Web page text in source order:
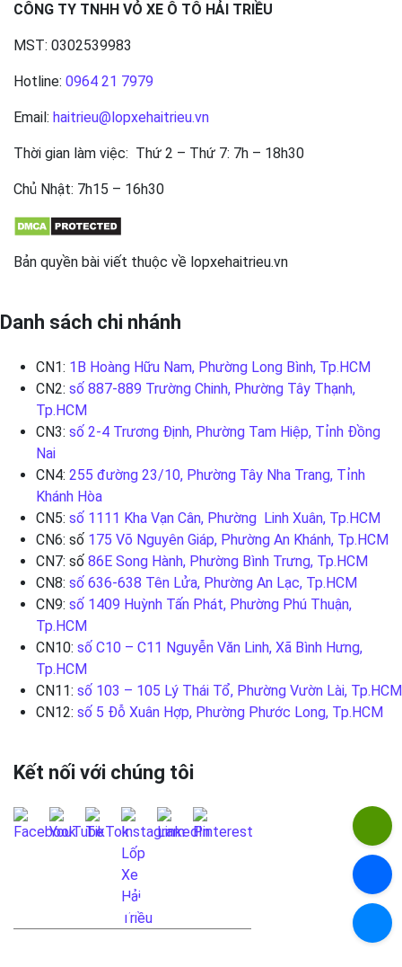
CÔNG TY TNHH VỎ XE Ô TÔ HẢI TRIỀU
MST: 0302539983
Hotline: 0964 21 7979
Email: haitrieu@lopxehaitrieu.vn
Thời gian làm việc: Thứ 2 – Thứ 7: 7h – 18h30
Chủ Nhật: 7h15 – 16h30
Bản quyền bài viết thuộc về lopxehaitrieu.vn
Danh sách chi nhánh
CN1: 1B Hoàng Hữu Nam, Phường Long Bình, Tp.HCM
CN2: số 887-889 Trường Chinh, Phường Tây Thạnh,
Tp.HCM
CN3: số 2-4 Trương Định, Phường Tam Hiệp, Tỉnh Đồng
Nai
CN4: 255 đường 23/10, Phường Tây Nha Trang, Tỉnh
Khánh Hòa
CN5: số 1111 Kha Vạn Cân, Phường Linh Xuân, Tp.HCM
CN6: số 175 Võ Nguyên Giáp, Phường An Khánh, Tp.HCM
CN7: số 86E Song Hành, Phường Bình Trưng, Tp.HCM
CN8: số 636-638 Tên Lửa, Phường An Lạc, Tp.HCM
CN9: số 1409 Huỳnh Tấn Phát, Phường Phú Thuận,
Tp.HCM
CN10: số C10 – C11 Nguyễn Văn Linh, Xã Bình Hưng,
Tp.HCM
CN11: số 103 – 105 Lý Thái Tổ, Phường Vườn Lài, Tp.HCM
CN12: số 5 Đỗ Xuân Hợp, Phường Phước Long, Tp.HCM
Kết nối với chúng tôi
LIÊN HỆ QUA FANPAGE